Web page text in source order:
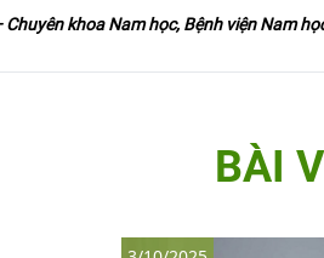
khoa Nam học, Bệnh viện Nam
BÀI